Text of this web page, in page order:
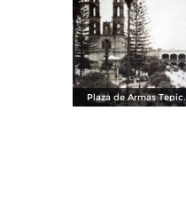
Plaza de Armas Tepic.